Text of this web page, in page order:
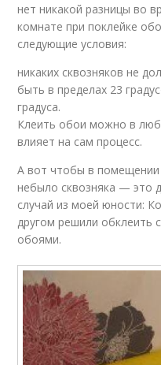
нет никакой разницы во
комнате при поклейке
следующие условия:
никаких сквозняков не
быть в пределах 23
градуса.
Клеить обои можно в
влияет на сам процесс.
А вот чтобы в
небыло сквозняка — это
случай из моей юности:
другом решили
обоями.